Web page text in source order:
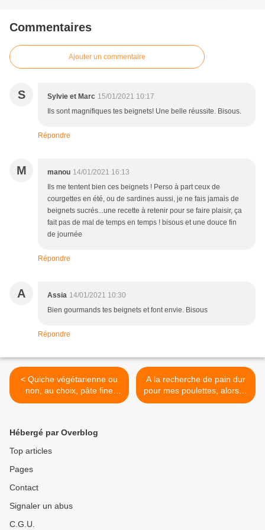
Commentaires
Ajouter un commentaire
S Sylvie et Marc 15/01/2021 10:17
Ils sont magnifiques tes beignets! Une belle réussite. Bisous.
Répondre
M manou 14/01/2021 16:13
Ils me tentent bien ces beignets ! Perso à part ceux de
courgettes en été, ou de sardines aussi, je ne fais jamais de
beignets sucrés...une recette à retenir pour se faire plaisir, ça
fait pas de mal de temps en temps ! bisous et une douce fin
de journée
Répondre
A Assia 14/01/2021 10:30
Bien gourmands tes beignets et font envie. Bisous
Répondre
< Quiche végétarienne ou
non, au choix, pâte fine
maison et cuisson top
A la recherche de pain dur
pour mes poulettes, alors je
fais leurs baguettes >
Hébergé par Overblog
Top articles
Pages
Contact
Signaler un abus
C.G.U.